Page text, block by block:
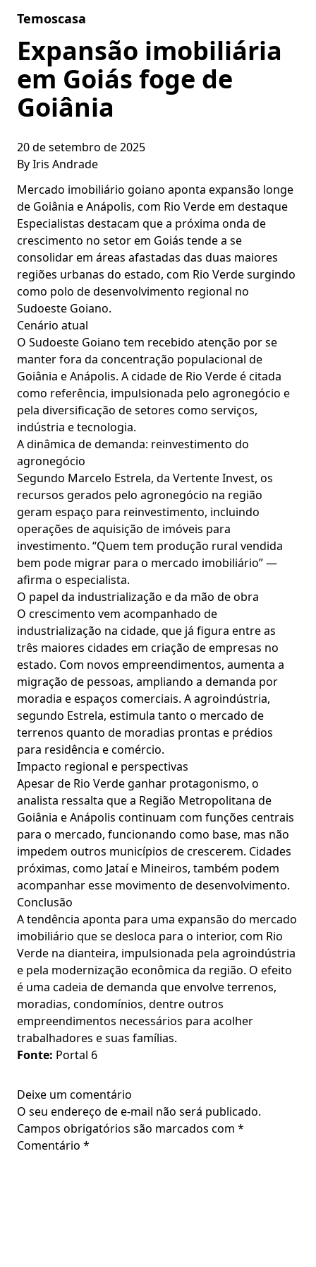
Temoscasa
Expansão imobiliária
em Goiás foge de
Goiânia
20 de setembro de 2025
ByIris Andrade
Mercado imobiliário goiano aponta expansão longe
de Goiânia e Anápolis, com Rio Verde em destaque
Especialistas destacam que a próxima onda de
crescimento no setor em Goiás tende a se
consolidar em áreas afastadas das duas maiores
regiões urbanas do estado, com Rio Verde surgindo
como polo de desenvolvimento regional no
Sudoeste Goiano.
Cenário atual
O Sudoeste Goiano tem recebido atenção por se
manter fora da concentração populacional de
Goiânia e Anápolis. A cidade de Rio Verde é citada
como referência, impulsionada pelo agronegócio e
pela diversificação de setores como serviços,
indústria e tecnologia.
A dinâmica de demanda: reinvestimento do
agronegócio
Segundo Marcelo Estrela, da Vertente Invest, os
recursos gerados pelo agronegócio na região
geram espaço para reinvestimento, incluindo
operações de aquisição de imóveis para
investimento. “Quem tem produção rural vendida
bem pode migrar para o mercado imobiliário” —
afirma o especialista.
O papel da industrialização e da mão de obra
O crescimento vem acompanhado de
industrialização na cidade, que já figura entre as
três maiores cidades em criação de empresas no
estado. Com novos empreendimentos, aumenta a
migração de pessoas, ampliando a demanda por
moradia e espaços comerciais. A agroindústria,
segundo Estrela, estimula tanto o mercado de
terrenos quanto de moradias prontas e prédios
para residência e comércio.
Impacto regional e perspectivas
Apesar de Rio Verde ganhar protagonismo, o
analista ressalta que a Região Metropolitana de
Goiânia e Anápolis continuam com funções centrais
para o mercado, funcionando como base, mas não
impedem outros municípios de crescerem. Cidades
próximas, como Jataí e Mineiros, também podem
acompanhar esse movimento de desenvolvimento.
Conclusão
A tendência aponta para uma expansão do mercado
imobiliário que se desloca para o interior, com Rio
Verde na dianteira, impulsionada pela agroindústria
e pela modernização econômica da região. O efeito
é uma cadeia de demanda que envolve terrenos,
moradias, condomínios, dentre outros
empreendimentos necessários para acolher
trabalhadores e suas famílias.
Fonte: Portal 6
Deixe um comentário
O seu endereço de e-mail não será publicado.
Campos obrigatórios são marcados com *
Comentário *